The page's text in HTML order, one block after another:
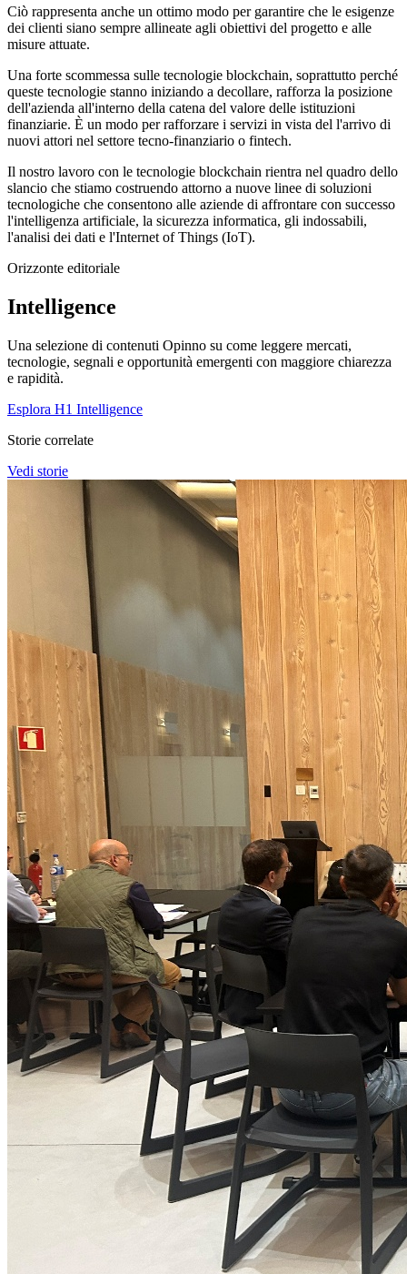
Ciò rappresenta anche un ottimo modo per garantire che le esigenze
dei clienti siano sempre allineate agli obiettivi del progetto e alle
misure attuate.
Una forte scommessa sulle tecnologie blockchain, soprattutto perché
queste tecnologie stanno iniziando a decollare, rafforza la posizione
dell'azienda all'interno della catena del valore delle istituzioni
finanziarie. È un modo per rafforzare i servizi in vista del l'arrivo di
nuovi attori nel settore tecno-finanziario o fintech.
Il nostro lavoro con le tecnologie blockchain rientra nel quadro dello
slancio che stiamo costruendo attorno a nuove linee di soluzioni
tecnologiche che consentono alle aziende di affrontare con successo
l'intelligenza artificiale, la sicurezza informatica, gli indossabili,
l'analisi dei dati e l'Internet of Things (IoT).
Orizzonte editoriale
Intelligence
Una selezione di contenuti Opinno su come leggere mercati,
tecnologie, segnali e opportunità emergenti con maggiore chiarezza
e rapidità.
Esplora H1 Intelligence
Storie correlate
Vedi storie